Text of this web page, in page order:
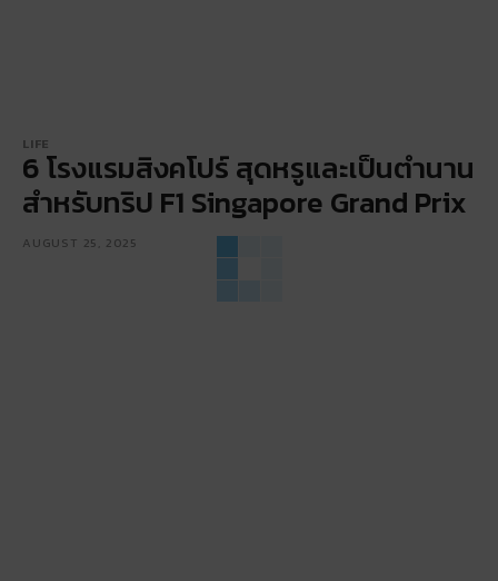
LIFE
6 โรงแรมสิงคโปร์ สุดหรูและเป็นตำนาน
สำหรับทริป F1 Singapore Grand Prix
AUGUST 25, 2025